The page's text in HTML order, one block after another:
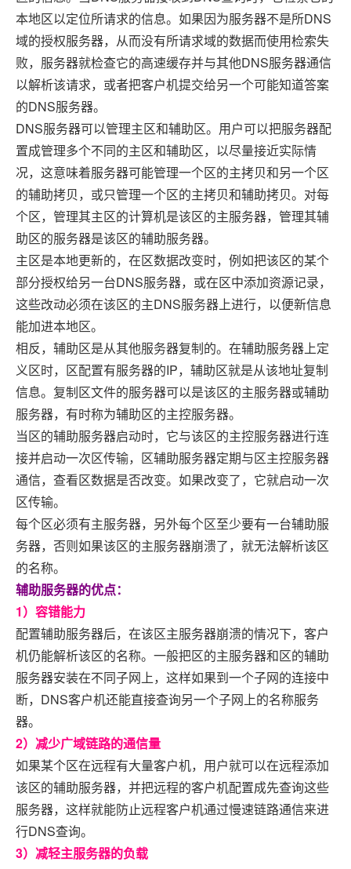
本地区以定位所请求的信息。如果因为服务器不是所DNS
域的授权服务器，从而没有所请求域的数据而使用检索失
败，服务器就检查它的高速缓存并与其他DNS服务器通信
以解析该请求，或者把客户机提交给另一个可能知道答案
的DNS服务器。
DNS服务器可以管理主区和辅助区。用户可以把服务器配
置成管理多个不同的主区和辅助区，以尽量接近实际情
况，这意味着服务器可能管理一个区的主拷贝和另一个区
的辅助拷贝，或只管理一个区的主拷贝和辅助拷贝。对每
个区，管理其主区的计算机是该区的主服务器，管理其辅
助区的服务器是该区的辅助服务器。
主区是本地更新的，在区数据改变时，例如把该区的某个
部分授权给另一台DNS服务器，或在区中添加资源记录，
这些改动必须在该区的主DNS服务器上进行，以便新信息
能加进本地区。
相反，辅助区是从其他服务器复制的。在辅助服务器上定
义区时，区配置有服务器的IP，辅助区就是从该地址复制
信息。复制区文件的服务器可以是该区的主服务器或辅助
服务器，有时称为辅助区的主控服务器。
当区的辅助服务器启动时，它与该区的主控服务器进行连
接并启动一次区传输，区辅助服务器定期与区主控服务器
通信，查看区数据是否改变。如果改变了，它就启动一次
区传输。
每个区必须有主服务器，另外每个区至少要有一台辅助服
务器，否则如果该区的主服务器崩溃了，就无法解析该区
的名称。
辅助服务器的优点：
1）容错能力
配置辅助服务器后，在该区主服务器崩溃的情况下，客户
机仍能解析该区的名称。一般把区的主服务器和区的辅助
服务器安装在不同子网上，这样如果到一个子网的连接中
断，DNS客户机还能直接查询另一个子网上的名称服务
器。
2）减少广域链路的通信量
如果某个区在远程有大量客户机，用户就可以在远程添加
该区的辅助服务器，并把远程的客户机配置成先查询这些
服务器，这样就能防止远程客户机通过慢速链路通信来进
行DNS查询。
3）减轻主服务器的负载